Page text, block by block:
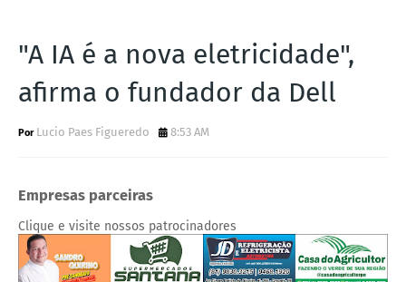
"A IA é a nova eletricidade",
afirma o fundador da Dell
Lucio Paes Figueredo 8:53 AM
Empresas parceiras
Clique e visite nossos patrocinadores